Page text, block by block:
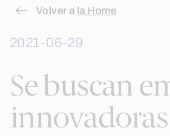
Skip
content
Volver a la Home
2021-06-29
Se buscan